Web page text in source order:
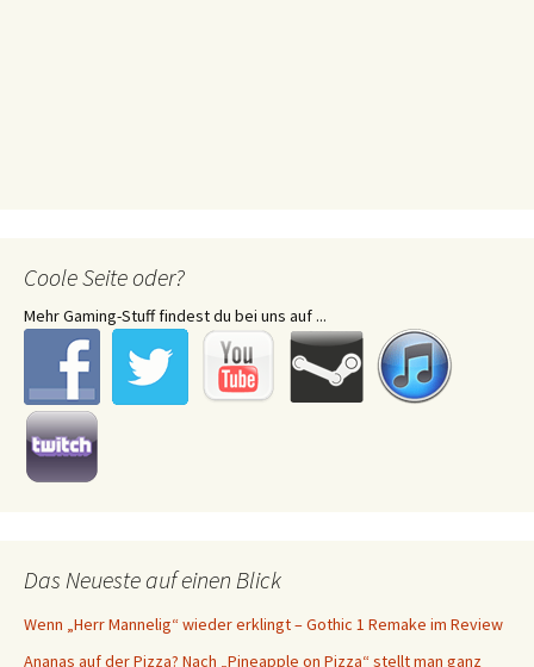
Coole Seite oder?
Mehr Gaming-Stuff findest du bei uns auf ...
Das Neueste auf einen Blick
Wenn „Herr Mannelig“ wieder erklingt – Gothic 1 Remake im Review
Ananas auf der Pizza? Nach „Pineapple on Pizza“ stellt man ganz